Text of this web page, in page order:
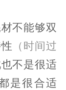
不能够双
（时间过
不是很适
是很合适